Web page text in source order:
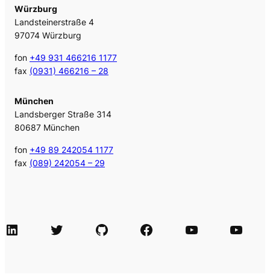
Würzburg
Landsteinerstraße 4
97074 Würzburg
fon +49 931 466216 1177
fax (0931) 466216 – 28
München
Landsberger Straße 314
80687 München
fon +49 89 242054 1177
fax (089) 242054 – 29
LinkedIn Twitter GitHub Facebook Agile Videos Tech-Videos